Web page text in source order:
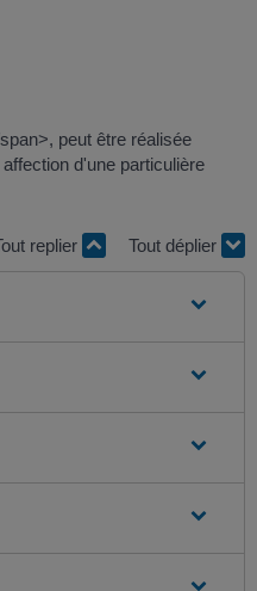
peut être réalisée
d'une particulière
replier Tout déplier